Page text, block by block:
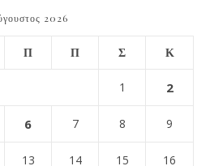
2026
Π Π Σ Κ
1 2
6 7 8 9
13 14 15 16